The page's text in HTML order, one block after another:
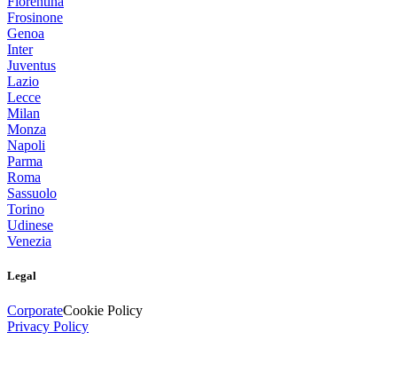
Frosinone
Genoa
Inter
Juventus
Lazio
Lecce
Milan
Monza
Napoli
Parma
Roma
Sassuolo
Torino
Udinese
Venezia
Legal
CorporateCookie Policy
Privacy Policy